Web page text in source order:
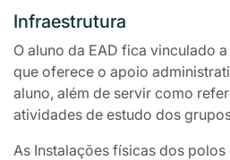
Infraestrutura
O aluno da EAD fica vinculado
que oferece o apoio
aluno, além de servir como
atividades de estudo dos
As Instalações físicas dos